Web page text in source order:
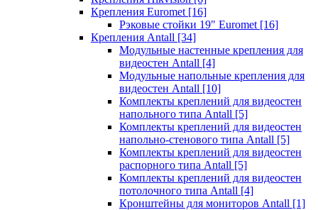
Крепления Euromet [16]
Рэковые стойки 19" Euromet [16]
Крепления Antall [34]
Модульные настенные крепления для
видеостен Antall [4]
Модульные напольные крепления для
видеостен Antall [10]
Комплекты креплений для видеостен
напольного типа Antall [5]
Комплекты креплений для видеостен
напольно-стенового типа Antall [5]
Комплекты креплений для видеостен
распорного типа Antall [5]
Комплекты креплений для видеостен
потолочного типа Antall [4]
Кронштейны для мониторов Antall [1]